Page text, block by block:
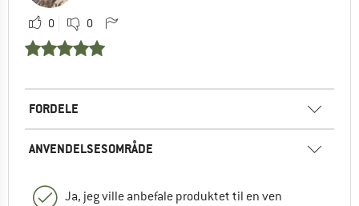
0 0
FORDELE
ANVENDELSESOMRÅDE
Ja, jeg ville anbefale produktet til en ven